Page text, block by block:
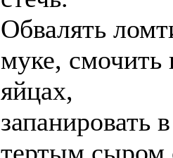
Обвалять
муке,
яйцах,
запанировать